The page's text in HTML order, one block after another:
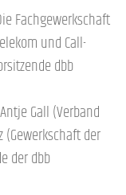
Fachgewerkschaft
und Call-
dbb
Gall (Verband
der
der dbb